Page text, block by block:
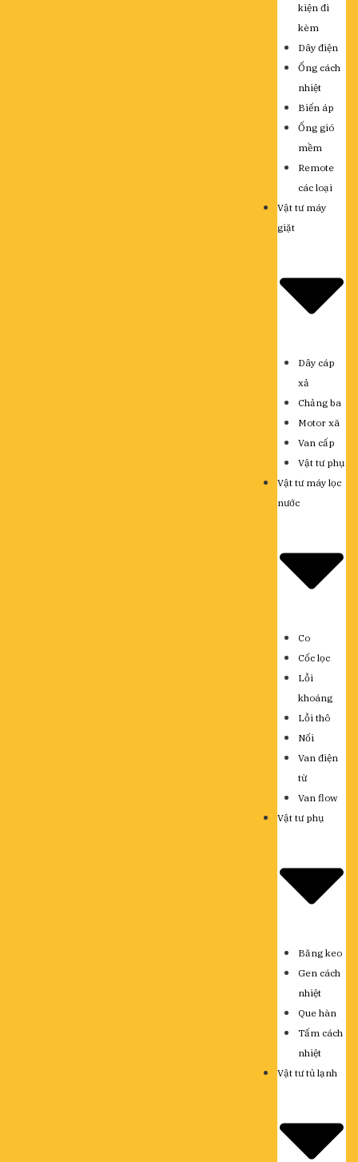
kiện đi
kèm
Dây điện
Ống cách
nhiệt
Biến áp
Ống gió
mềm
Remote
các loại
Vật tư máy
giặt
Dây cáp
xả
Chảng ba
Motor xã
Van cấp
Vật tư phụ
Vật tư máy lọc
nước
Co
Cốc lọc
Lỗi
khoáng
Lỗi thô
Nối
Van điện
từ
Van flow
Vật tư phụ
Băng keo
Gen cách
nhiệt
Que hàn
Tấm cách
nhiệt
Vật tư tủ lạnh